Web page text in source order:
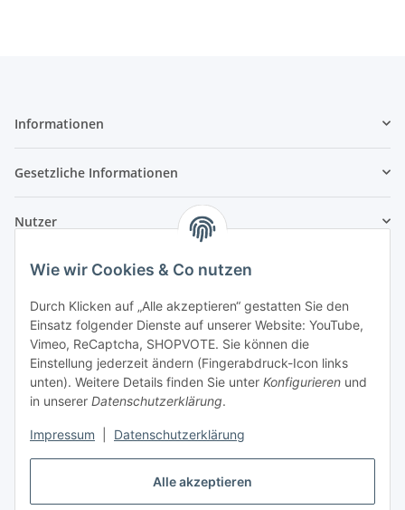
Alle akzeptieren
Wie wir Cookies & Co nutzen
Durch Klicken auf „Alle akzeptieren“ gestatten Sie den
Einsatz folgender Dienste auf unserer Website: YouTube,
Vimeo, ReCaptcha, SHOPVOTE. Sie können die
Einstellung jederzeit ändern (Fingerabdruck-Icon links
unten). Weitere Details finden Sie unter Konfigurieren und
in unserer Datenschutzerklärung.
Impressum Datenschutzerklärung
Informationen
Gesetzliche Informationen
Nutzer